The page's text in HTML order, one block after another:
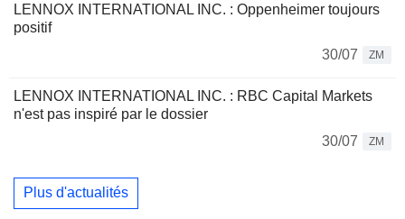
LENNOX INTERNATIONAL INC. : Oppenheimer toujours
positif
30/07
ZM
LENNOX INTERNATIONAL INC. : RBC Capital Markets
n'est pas inspiré par le dossier
30/07
ZM
Plus d'actualités